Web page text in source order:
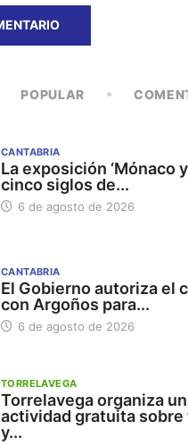
POPULAR
CANTABRIA
La exposición ‘Mónaco
cinco siglos de...
6 de agosto de 2026
CANTABRIA
El Gobierno autoriza el
con Argoños para...
6 de agosto de 2026
TORRELAVEGA
Torrelavega organiza
actividad gratuita sobre
y...